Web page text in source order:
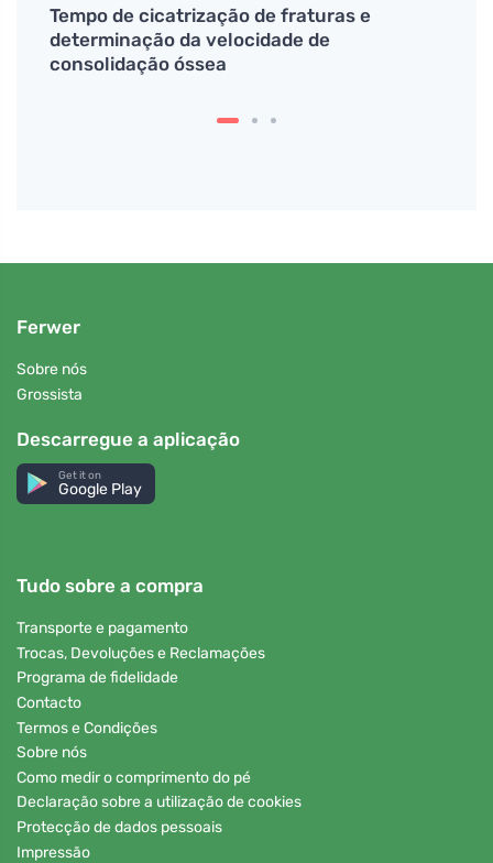
Tempo de cicatrização de fraturas e
determinação da velocidade de
consolidação óssea
Ferwer
Sobre nós
Grossista
Descarregue a aplicação
Get it on
Google Play
Tudo sobre a compra
Transporte e pagamento
Trocas, Devoluções e Reclamações
Programa de fidelidade
Contacto
Termos e Condições
Sobre nós
Como medir o comprimento do pé
Declaração sobre a utilização de cookies
Protecção de dados pessoais
Impressão